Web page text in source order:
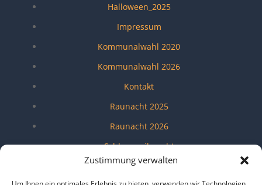
Zustimmung verwalten
Halloween_2025
Impressum
Kommunalwahl 2020
Kommunalwahl 2026
Kontakt
Raunacht 2025
Raunacht 2026
Schlossweihnacht
Shangri-La Lounge